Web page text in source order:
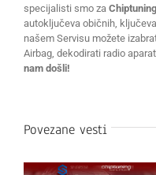
specijalisti smo za Chiptuning
autoključeva običnih,
našem Servisu možete
Airbag, dekodirati radio
nam došli!
Povezane vesti